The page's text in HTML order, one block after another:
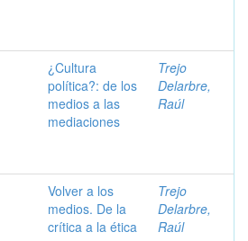
¿Cultura
política?: de los
medios a las
mediaciones
Trejo
Delarbre,
Raúl
Volver a los
medios. De la
crítica a la ética
Trejo
Delarbre,
Raúl